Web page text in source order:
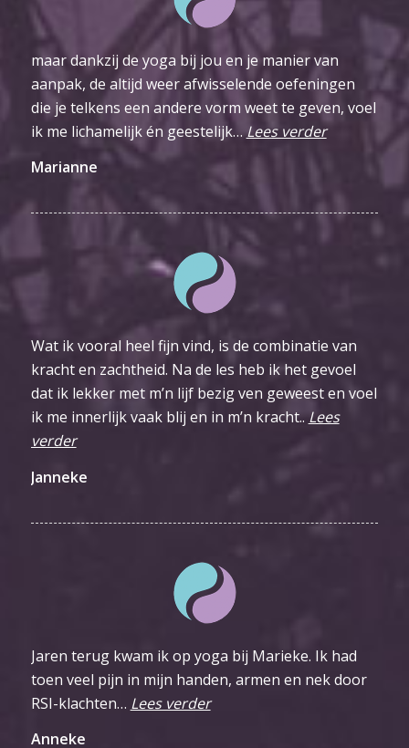
maar dankzij de yoga bij jou en je manier van
aanpak, de altijd weer afwisselende oefeningen
die je telkens een andere vorm weet te geven, voel
ik me lichamelijk én geestelijk…Lees verder
Marianne
Wat ik vooral heel fijn vind, is de combinatie van
kracht en zachtheid. Na de les heb ik het gevoel
dat ik lekker met m’n lijf bezig ven geweest en voel
ik me innerlijk vaak blij en in m’n kracht..Lees
verder
Janneke
Jaren terug kwam ik op yoga bij Marieke. Ik had
toen veel pijn in mijn handen, armen en nek door
RSI-klachten… Lees verder
Anneke